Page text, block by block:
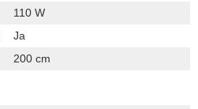
110 W
Ja
200 cm